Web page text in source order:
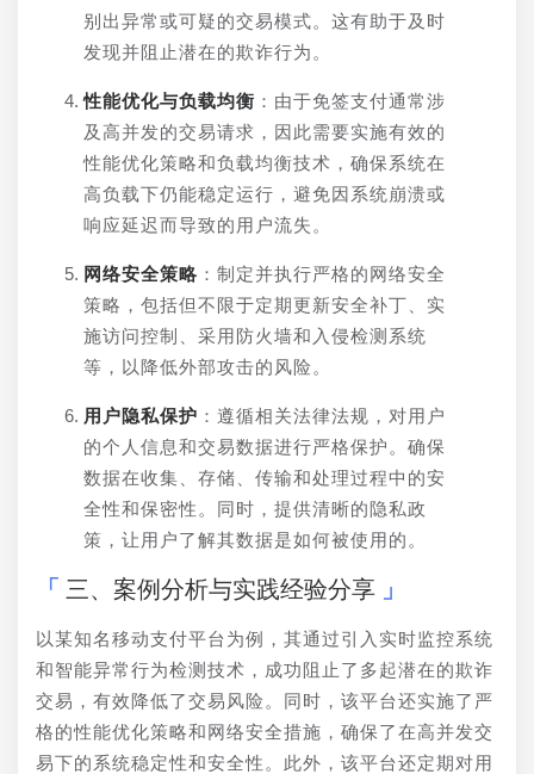
别出异常或可疑的交易模式。这有助于及时
发现并阻止潜在的欺诈行为。
性能优化与负载均衡 ：由于免签支付通常涉
及高并发的交易请求，因此需要实施有效的
性能优化策略和负载均衡技术，确保系统在
高负载下仍能稳定运行，避免因系统崩溃或
响应延迟而导致的用户流失。
网络安全策略 ：制定并执行严格的网络安全
策略，包括但不限于定期更新安全补丁、实
施访问控制、采用防火墙和入侵检测系统
等，以降低外部攻击的风险。
用户隐私保护 ：遵循相关法律法规，对用户
的个人信息和交易数据进行严格保护。确保
数据在收集、存储、传输和处理过程中的安
全性和保密性。同时，提供清晰的隐私政
策，让用户了解其数据是如何被使用的。
三、案例分析与实践经验分享
以某知名移动支付平台为例，其通过引入实时监控系统
和智能异常行为检测技术，成功阻止了多起潜在的欺诈
交易，有效降低了交易风险。同时，该平台还实施了严
格的性能优化策略和网络安全措施，确保了在高并发交
易下的系统稳定性和安全性。此外，该平台还定期对用